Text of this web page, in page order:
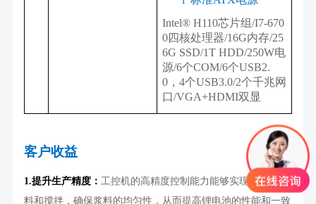
Intel® H110芯片组/I7-670
0四核处理器/16G内存/25
6G SSD/1T HDD/250W电
源/6个COM/6个USB2.
0，4个USB3.0/2个千兆网
口/VGA+HDMI双显
客户收益
1.提升生产精度： 工控机的高精度控制能力能够实现准确的配
料和搅拌，确保浆料的均匀性，从而提高锂电池的性能和一致